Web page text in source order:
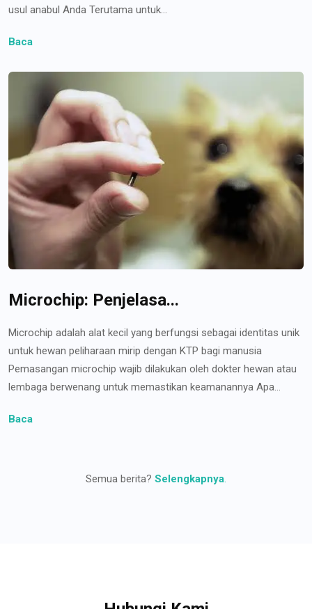
usul anabul Anda Terutama untuk...
Baca
Microchip: Penjelasa...
Microchip adalah alat kecil yang berfungsi sebagai identitas unik
untuk hewan peliharaan mirip dengan KTP bagi manusia
Pemasangan microchip wajib dilakukan oleh dokter hewan atau
lembaga berwenang untuk memastikan keamanannya Apa...
Baca
Semua berita? Selengkapnya.